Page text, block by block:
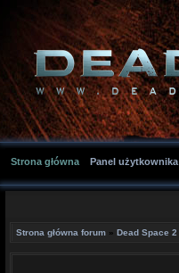
Strona główna Panel użytkownika
Strona główna forum » Dead Space 2